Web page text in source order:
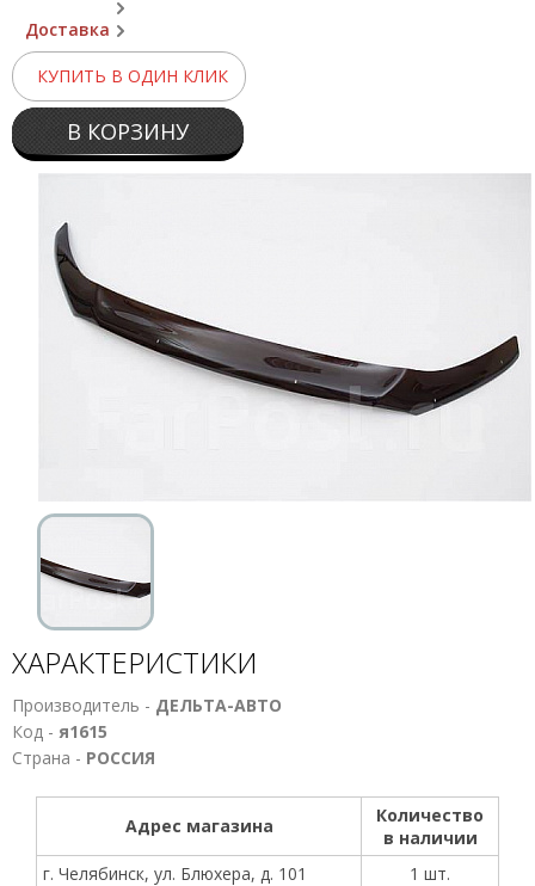
Доставка
КУПИТЬ В ОДИН КЛИК
В КОРЗИНУ
ХАРАКТЕРИСТИКИ
Производитель - ДЕЛЬТА-АВТО
Код - я1615
Страна - РОССИЯ
Адрес магазина
Количество
в наличии
г. Челябинск, ул. Блюхера, д. 101
1 шт.